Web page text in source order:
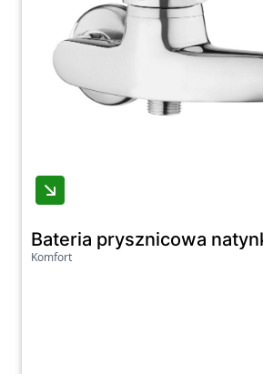
Bateria prysznicowa
Komfort